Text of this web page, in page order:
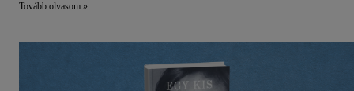
Tovább olvasom »